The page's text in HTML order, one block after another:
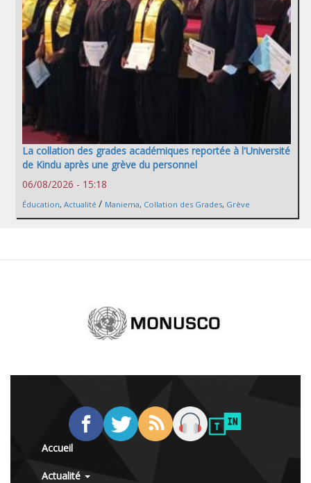
La collation des grades académiques reportée à l'Université
de Kindu après une grève du personnel
06/08/2026 - 15:18
Éducation, Actualité / Maniema, Collation des Grades, Grève
Accueil
Actualité